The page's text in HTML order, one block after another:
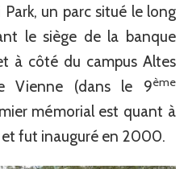
un parc situé le long
le siège de la banque
à côté du campus Altes
Vienne (dans le 9ème
mémorial est quant à
et fut inauguré en 2000.